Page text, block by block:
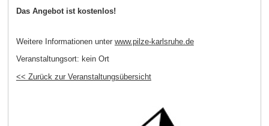
Das Angebot ist kostenlos!
Weitere Informationen unter www.pilze-karlsruhe.de
Veranstaltungsort: kein Ort
<< Zurück zur Veranstaltungsübersicht